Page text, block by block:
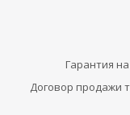
Гарантия
Договор продажи